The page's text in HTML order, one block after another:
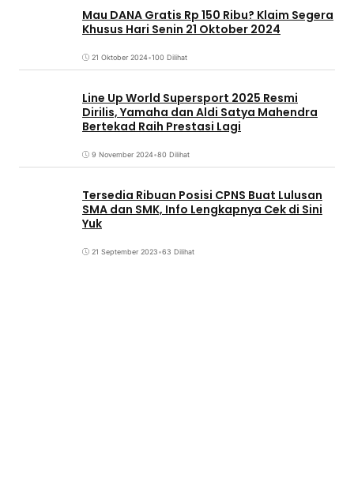
Mau DANA Gratis Rp 150 Ribu? Klaim Segera
Khusus Hari Senin 21 Oktober 2024
21 Oktober 2024•100 Dilihat
Line Up World Supersport 2025 Resmi
Dirilis, Yamaha dan Aldi Satya Mahendra
Bertekad Raih Prestasi Lagi
9 November 2024•80 Dilihat
Tersedia Ribuan Posisi CPNS Buat Lulusan
SMA dan SMK, Info Lengkapnya Cek di Sini
Yuk
21 September 2023•63 Dilihat